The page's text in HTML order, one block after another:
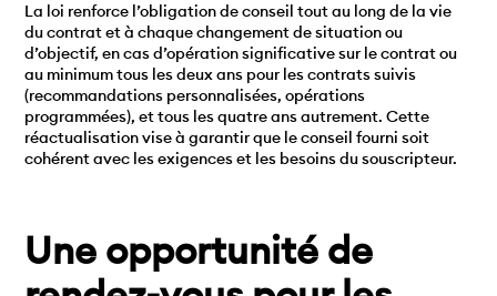
La loi renforce l’obligation de conseil tout au long de la vie
du contrat et à chaque changement de situation ou
d’objectif, en cas d’opération significative sur le contrat ou
au minimum tous les deux ans pour les contrats suivis
(recommandations personnalisées, opérations
programmées), et tous les quatre ans autrement. Cette
réactualisation vise à garantir que le conseil fourni soit
cohérent avec les exigences et les besoins du souscripteur.
Une opportunité de